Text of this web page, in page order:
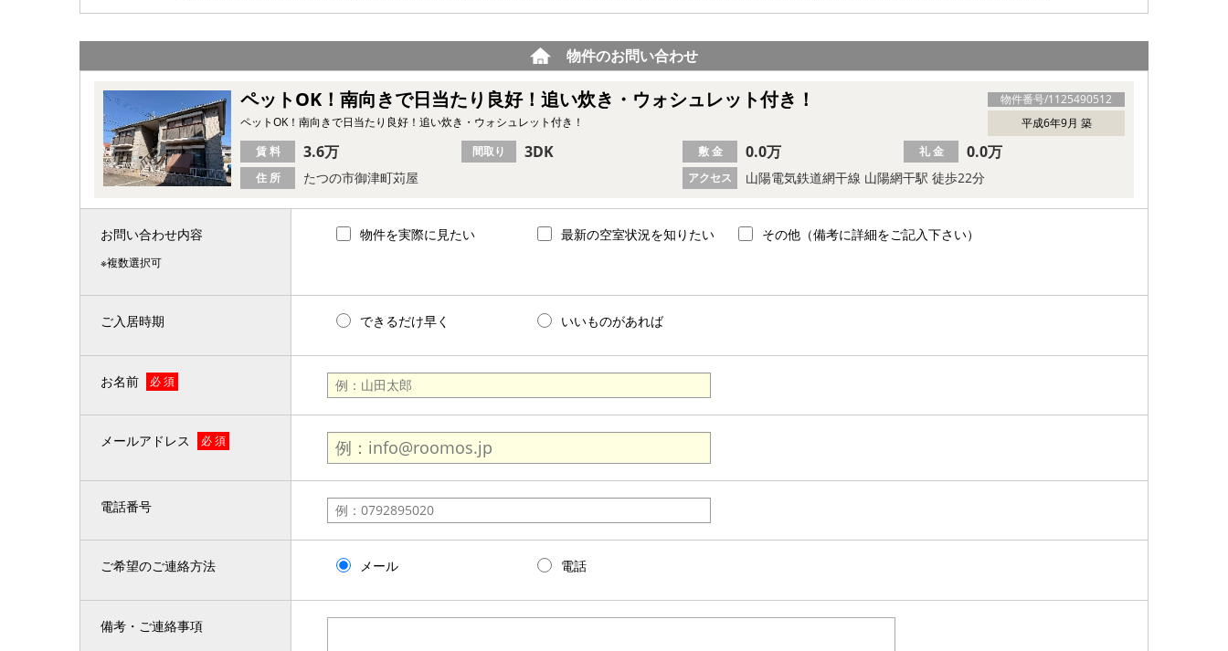
物件のお問い合わせ
物件番号/1125490512
ペットOK！南向きで日当たり良好！追い炊き・ウォシュレット付き！
平成6年9月 築
ペットOK！南向きで日当たり良好！追い炊き・ウォシュレット付き！
住 所 たつの市御津町苅屋 アクセス 山陽電気鉄道網干線 山陽網干駅 徒歩22分
賃 料 3.6万 間取り 3DK 敷 金 0.0万 礼 金 0.0万
お問い合わせ内容
※複数選択可
物件を実際に見たい 最新の空室状況を知りたい その他（備考に詳細をご記入下さい）
ご入居時期 できるだけ早く いいものがあれば
お名前 必 須
メールアドレス 必 須
電話番号
ご希望のご連絡方法 メール 電話
備考・ご連絡事項